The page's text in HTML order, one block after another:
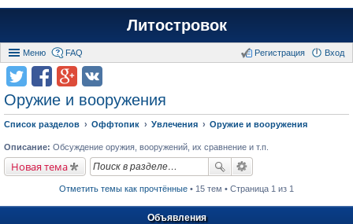
Литостровок
Меню FAQ Вход
Регистрация
Оружие и вооружения
Список разделов Оффтопик Увлечения Оружие и вооружения
Описание: Обсуждение оружия, вооружений, их сравнение и т.п.
Новая тема
Отметить темы как прочтённые • 15 тем • Страница 1 из 1
Объявления